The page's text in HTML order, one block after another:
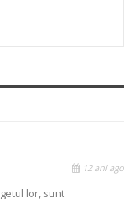
12 ani ago
lor, sunt